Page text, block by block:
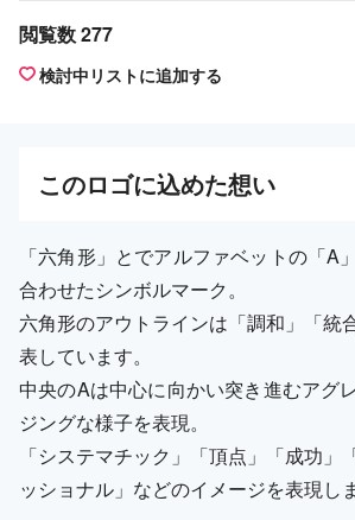
閲覧数 277
検討中リストに追加する
このロゴに込めた想い
「六角形」とでアルファベットの「A
合わせたシンボルマーク。
六角形のアウトラインは「調和」「統
表しています。
中央のAは中心に向かい突き進むアグ
ジングな様子を表現。
「システマチック」「頂点」「成功」
ッショナル」などのイメージを表現しま